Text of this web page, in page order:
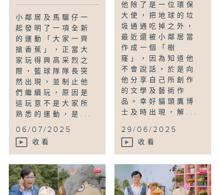
小鄰居及馬騮仔一
起發明了一項全新
的運動「大家一齊
搶香蕉」，正當大
家玩得興高采烈之
際，籃球隊隊長突
然出現，並制止他
們繼續玩，原因是
這玩意不是大家所
熟悉的運動，是...
06/07/2025
收看
他除了是一位環保
大使，把地球的垃
圾通通吃掉之外，
最近還被小鄰居當
作成一個「樹
窿」，因為知道他
不會說話，於是向
他分享自己所創作
的文學及藝術作
品。幸好貓頭鷹博
士及時出現，解...
29/06/2025
收看